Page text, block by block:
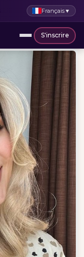
Français▼
S'inscrire